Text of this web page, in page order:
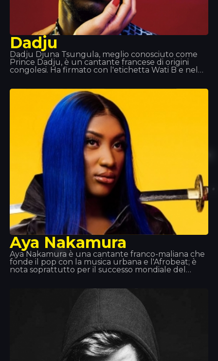
Dadju
Dadju Djuna Tsungula, meglio conosciuto come
Prince Dadju, è un cantante francese di origini
congolesi. Ha firmato con l'etichetta Wati B e nel
fatto parte del gruppo musicale Shin Sekaï insieme
al rapper Abou Tall. Il duo faceva parte
dell'etichetta Wati B e ha pubblicato l'album
Indéfini. Il duo ha annunciato la separazione per
intraprendere carriere da solisti. Dadju ha
pubblicato il suo album da solista Gentleman 2.0
nel 2017.
Aya Nakamura
Aya Nakamura è una cantante franco-maliana che
fonde il pop con la musica urbana e l'Afrobeat; è
nota soprattutto per il successo mondiale del